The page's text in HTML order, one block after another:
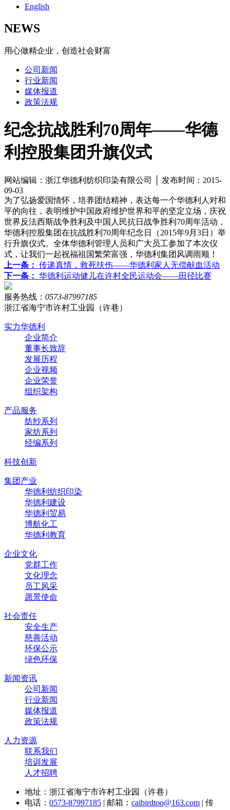
English
NEWS
用心做精企业，创造社会财富
公司新闻
行业新闻
媒体报道
政策法规
纪念抗战胜利70周年——华德
利控股集团升旗仪式
网站编辑：浙江华德利纺织印染有限公司 │ 发布时间：2015-
09-03
为了弘扬爱国情怀，培养团结精神，表达每一个华德利人对和
平的向往，表明维护中国政府维护世界和平的坚定立场，庆祝
世界反法西斯战争胜利及中国人民抗日战争胜利70周年活动，
华德利控股集团在抗战胜利70周年纪念日（2015年9月3日）举
行升旗仪式。全体华德利管理人员和广大员工参加了本次仪
式，让我们一起祝福祖国繁荣富强，华德利集团风调雨顺！
上一条： 传递真情，救死扶伤——华德利家人无偿献血活动
下一条： 华德利运动健儿在许村全民运动会——田径比赛
服务热线： 0573-87997185
浙江省海宁市许村工业园（许巷）
实力华德利
企业简介
董事长致辞
发展历程
企业视频
企业荣誉
组织架构
产品服务
纺纱系列
家纺系列
经编系列
科技创新
集团产业
华德利纺织印染
华德利建设
华德利贸易
博航化工
华德利教育
企业文化
党群工作
文化理念
员工风采
愿景使命
社会责任
安全生产
慈善活动
环保公示
绿色环保
新闻资讯
公司新闻
行业新闻
媒体报道
政策法规
人力资源
联系我们
培训发展
人才招聘
地址：浙江省海宁市许村工业园（许巷）
电话： 0573-87997185 | 邮箱： caibirdtoo@163.com | 传